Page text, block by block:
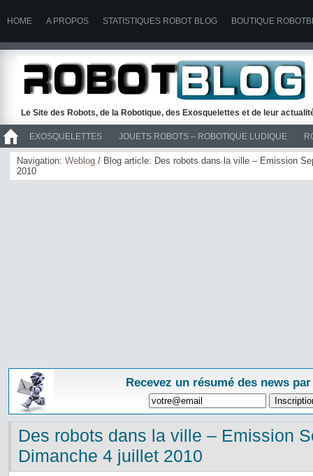
HOME A PROPOS STATISTIQUES ROBOT BLOG BOUTIQUE
Le Site des Robots, de la Robotique, des Exosquelettes et de leur
EXOSQUELETTES JOUETS ROBOTS – ROBOTIQUE LUDIQUE
>> ROBOTS
Navigation: Weblog / Blog article: Des robots dans la ville – Emission
2010
Recevez un résumé des news
Des robots dans la ville – Emission
Dimanche 4 juillet 2010